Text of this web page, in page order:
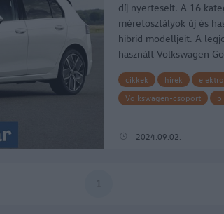
díj nyerteseit. A 16
méretosztályok új és
hibrid modelljeit. A
használt Volkswagen
cikkek hirek
Volkswagen-csoport
év elektromos autója
2024.09.02.